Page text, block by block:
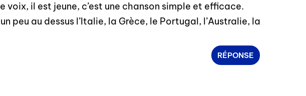
voix, il est jeune, c’est une chanson simple et efficace.
peu au dessus l’Italie, la Grèce, le Portugal, l’Australie, la
RÉPONSE